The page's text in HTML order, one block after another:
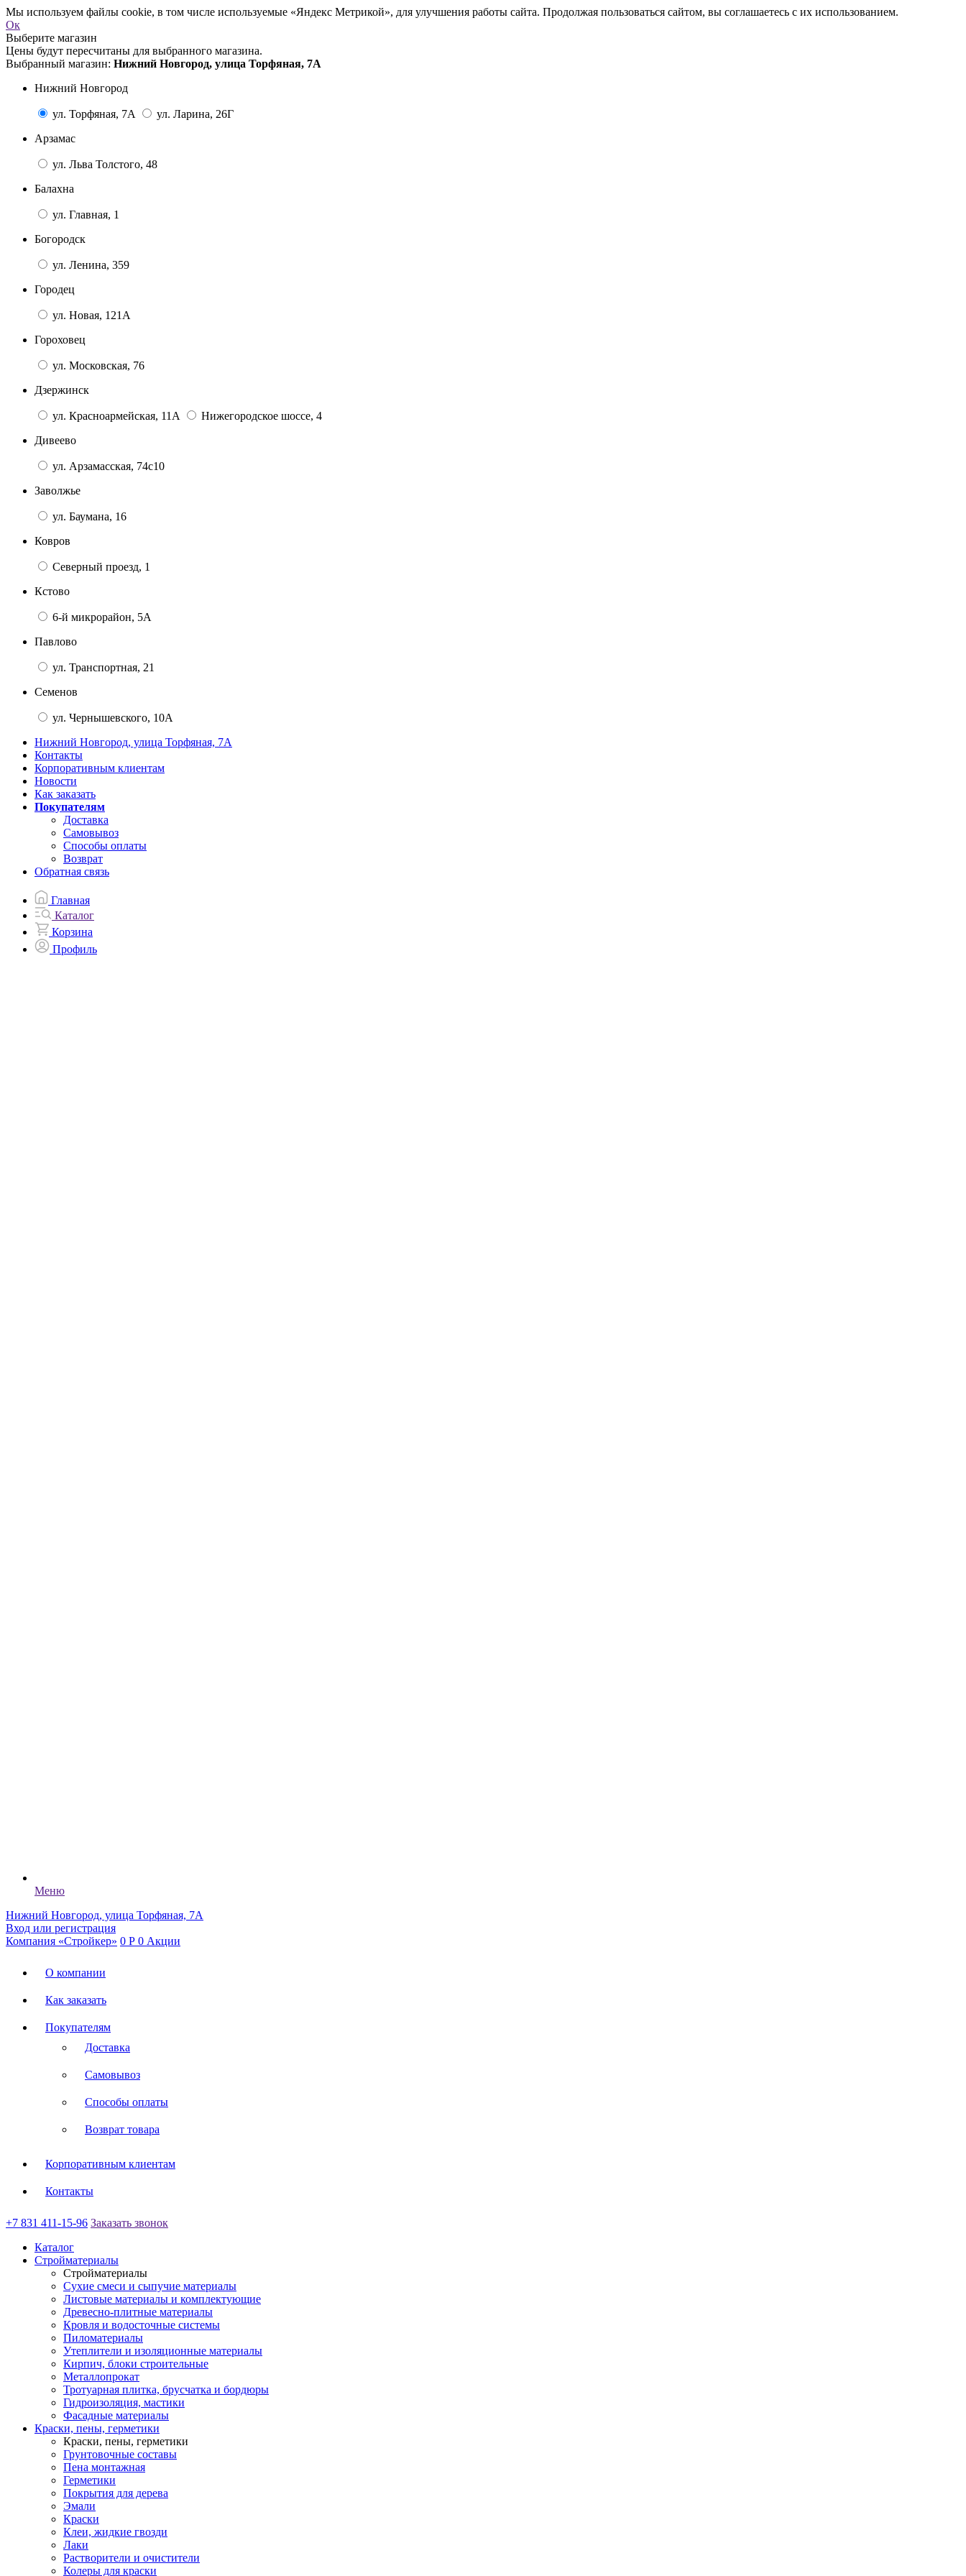
Мы используем файлы cookie, в том числе используемые «Яндекс Метрикой», для улучшения работы сайта. Продолжая пользоваться сайтом, вы соглашаетесь с их использованием.
Ок
Выберите магазин
Цены будут пересчитаны для выбранного магазина.
Выбранный магазин: Нижний Новгород, улица Торфяная, 7А
Нижний Новгород
ул. Торфяная, 7А
ул. Ларина, 26Г
Арзамас
ул. Льва Толстого, 48
Балахна
ул. Главная, 1
Богородск
ул. Ленина, 359
Городец
ул. Новая, 121А
Гороховец
ул. Московская, 76
Дзержинск
ул. Красноармейская, 11А
Нижегородское шоссе, 4
Дивеево
ул. Арзамасская, 74с10
Заволжье
ул. Баумана, 16
Ковров
Северный проезд, 1
Кстово
6-й микрорайон, 5А
Павлово
ул. Транспортная, 21
Семенов
ул. Чернышевского, 10А
Нижний Новгород, улица Торфяная, 7А
Контакты
Корпоративным клиентам
Новости
Как заказать
Покупателям
Доставка
Самовывоз
Способы оплаты
Возврат
Обратная связь
Главная
Каталог
Корзина
Профиль
Меню
Нижний Новгород, улица Торфяная, 7А
Вход или регистрация
Компания «Стройкер» 0 Р 0 Акции
О компании
Как заказать
Покупателям
Доставка
Самовывоз
Способы оплаты
Возврат товара
Корпоративным клиентам
Контакты
+7 831 411-15-96 Заказать звонок
Каталог
Стройматериалы
Стройматериалы
Сухие смеси и сыпучие материалы
Листовые материалы и комплектующие
Древесно-плитные материалы
Кровля и водосточные системы
Пиломатериалы
Утеплители и изоляционные материалы
Кирпич, блоки строительные
Металлопрокат
Тротуарная плитка, брусчатка и бордюры
Гидроизоляция, мастики
Фасадные материалы
Краски, пены, герметики
Краски, пены, герметики
Грунтовочные составы
Пена монтажная
Герметики
Покрытия для дерева
Эмали
Краски
Клеи, жидкие гвозди
Лаки
Растворители и очистители
Колеры для краски